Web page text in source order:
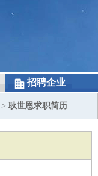
招聘企业
> 耿世恩求职简历